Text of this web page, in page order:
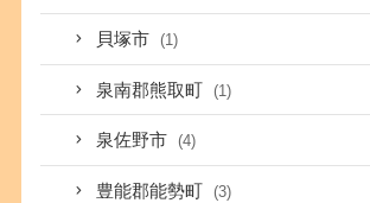
貝塚市 (1)
泉南郡熊取町 (1)
泉佐野市 (4)
豊能郡能勢町 (3)